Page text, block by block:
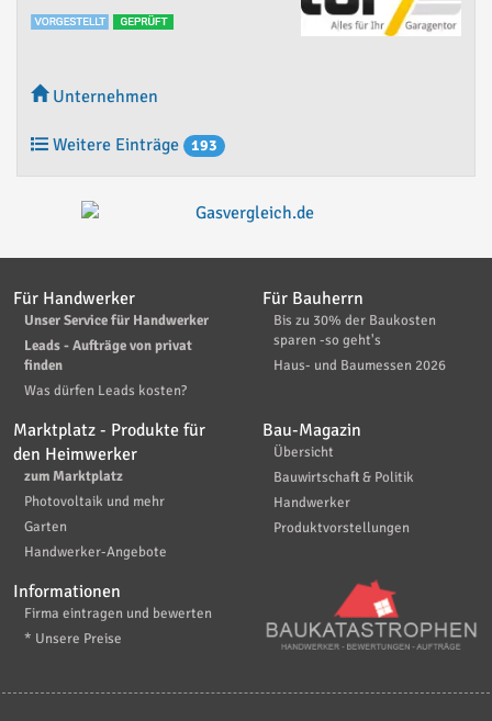
Unternehmen
Weitere Einträge 193
Für Handwerker
Unser Service für Handwerker
Leads - Aufträge von privat
finden
Was dürfen Leads kosten?
Für Bauherrn
Bis zu 30% der Baukosten
sparen -so geht's
Haus- und Baumessen 2026
Marktplatz - Produkte für
den Heimwerker
zum Marktplatz
Photovoltaik und mehr
Garten
Handwerker-Angebote
Bau-Magazin
Übersicht
Bauwirtschaft & Politik
Handwerker
Produktvorstellungen
Informationen
Firma eintragen und bewerten
* Unsere Preise